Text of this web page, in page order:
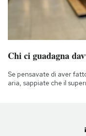
Chi ci guadagna
Se pensavate di aver
aria, sappiate che il